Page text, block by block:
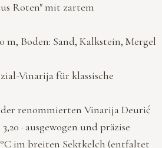
Roten" mit zartem
m, Boden: Sand, Kalkstein, Mergel
Vinarija für klassische
renommierten Vinarija Deurić
· ausgewogen und präzise
im breiten Sektkelch (entfaltet